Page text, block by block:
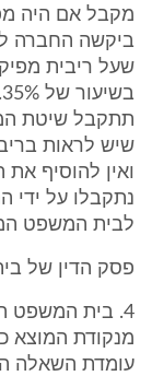
מקבל אם היה
שעל ריבית
תתקבל שיטת
שיש לראות
ואין להוסיף
נתקבלו על ידי
לבית המשפט
פסק הדין של
4. בית המשפט
מנקודת המוצא
עומדת השאלה